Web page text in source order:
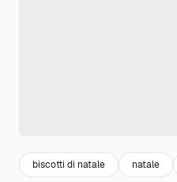
biscotti di natale natale